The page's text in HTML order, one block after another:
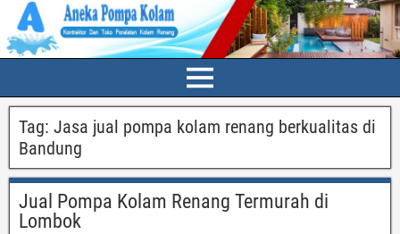
Tag: Jasa jual pompa kolam renang berkualitas di
Bandung
Jual Pompa Kolam Renang Termurah di
Lombok